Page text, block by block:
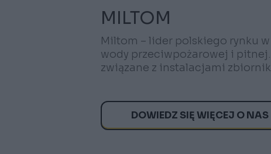
MILTOM
Miltom – lider polskiego rynku
wody przeciwpożarowej i
związane z instalacjami
DOWIEDZ SIĘ WIĘCEJ O NAS